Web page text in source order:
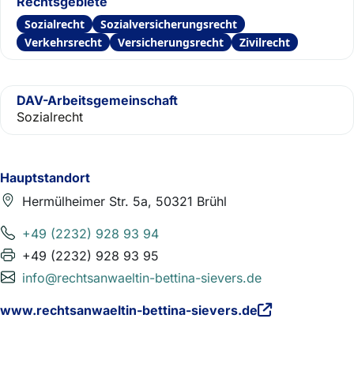
Hauptstandort
Hermülheimer Str. 5a, 50321 Brühl
+49 (2232) 928 93 94
+49 (2232) 928 93 95
info@rechtsanwaeltin-bettina-sievers.de
www.rechtsanwaeltin-bettina-sievers.de
Sozialrecht
Sozialversicherungsrecht
Verkehrsrecht
Versicherungsrecht Zivilrecht
DAV-Arbeitsgemeinschaft
Sozialrecht